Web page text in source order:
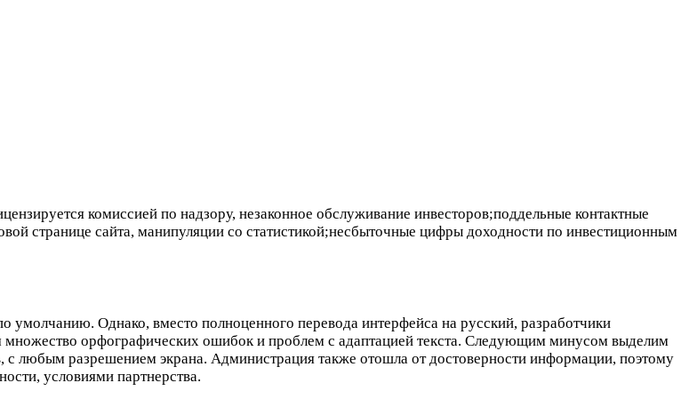
комиссией по надзору, незаконное обслуживание инвесторов;поддельные контактные
странице сайта, манипуляции со статистикой;несбыточные цифры доходности по инвестиционным
Однако, вместо полноценного перевода интерфейса на русский, разработчики
множество орфографических ошибок и проблем с адаптацией текста. Следующим минусом выделим
с любым разрешением экрана. Администрация также отошла от достоверности информации, поэтому
условиями партнерства.